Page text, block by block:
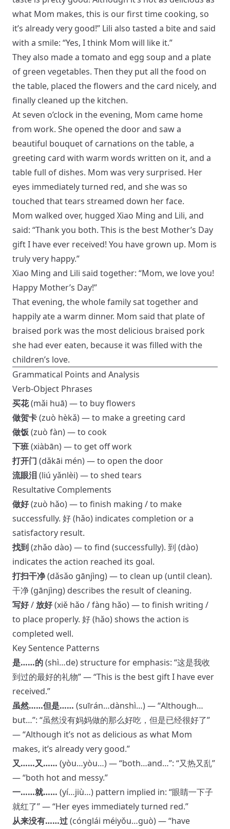
what Mom makes, this is our first time cooking, so
it’s already very good!” Lili also tasted a bite and said
with a smile: “Yes, I think Mom will like it.”
They also made a tomato and egg soup and a plate
of green vegetables. Then they put all the food on
the table, placed the flowers and the card nicely, and
finally cleaned up the kitchen.
At seven o’clock in the evening, Mom came home
from work. She opened the door and saw a
beautiful bouquet of carnations on the table, a
greeting card with warm words written on it, and a
table full of dishes. Mom was very surprised. Her
eyes immediately turned red, and she was so
touched that tears streamed down her face.
Mom walked over, hugged Xiao Ming and Lili, and
said: “Thank you both. This is the best Mother’s Day
gift I have ever received! You have grown up. Mom is
truly very happy.”
Xiao Ming and Lili said together: “Mom, we love you!
Happy Mother’s Day!”
That evening, the whole family sat together and
happily ate a warm dinner. Mom said that plate of
braised pork was the most delicious braised pork
she had ever eaten, because it was filled with the
children’s love.
Grammatical Points and Analysis
Verb-Object Phrases
买花(mǎi huā) — to buy flowers
做贺卡(zuò hèkǎ) — to make a greeting card
做饭(zuò fàn) — to cook
下班(xiàbān) — to get off work
打开门 (dǎkāi mén) — to open the door
流眼泪 (liú yǎnlèi) — to shed tears
Resultative Complements
做好(zuò hǎo) — to finish making / to make
successfully. 好 (hǎo) indicates completion or a
satisfactory result.
找到(zhǎo dào) — to find (successfully). 到 (dào)
indicates the action reached its goal.
打扫干净(dǎsǎo gānjìng) — to clean up (until clean).
干净 (gānjìng) describes the result of cleaning.
写好/ 放好(xiě hǎo / fàng hǎo) — to finish writing /
to place properly. 好 (hǎo) shows the action is
completed well.
Key Sentence Patterns
是……的(shì…de) structure for emphasis: “这是我收
到过的最好的礼物” — “This is the best gift I have ever
received.”
虽然……但是…… (suīrán…dànshì…) — “Although…
but…”: “虽然没有妈妈做的那么好吃，但是已经很好了”
— “Although it’s not as delicious as what Mom
makes, it’s already very good.”
又……又…… (yòu…yòu…) — “both…and…”: “又热又乱”
— “both hot and messy.”
一……就…… (yí…jiù…) pattern implied in: “眼睛一下子
就红了” — “Her eyes immediately turned red.”
从来没有……过(cónglái méiyǒu…guò) — “have